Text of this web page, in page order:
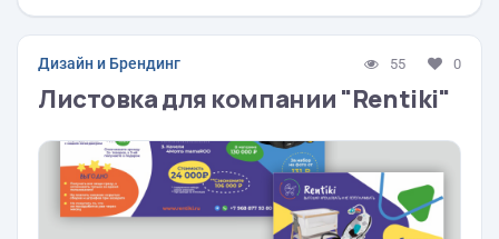
Дизайн и Брендинг 55 0
Листовка для компании "Rentiki"